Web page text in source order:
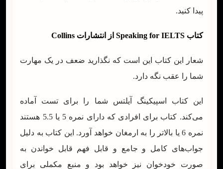
پیدا کنید.
کتاب Speaking for IELTS از انتشارات Collins
شعار این کتاب این است که نگذارید ضعف در یک مهارت
شما را عقب نگه دارد.
این کتاب اسپیکینگ آیلتس شما را برای تست آماده
می‌کند. کتاب برای افرادی که دارای نمره 5 یا 5.5 هستند
نمره 6 یا بالاتر را به ارمغان خواهد آورد. این کتاب به دلیل
جواب‌های کامل و جامع و قابل فهم قابل خواندن به
صورت خودخوان نیز خواهد بود و منبع مکملی برای